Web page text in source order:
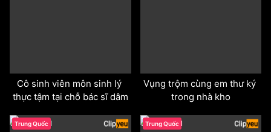
Cô sinh viên môn sinh lý
thực tậm tại chỗ bác sĩ dâm
Vụng trộm cùng em thư ký
trong nhà kho
Trung Quốc
odd Trung Quốc
odd